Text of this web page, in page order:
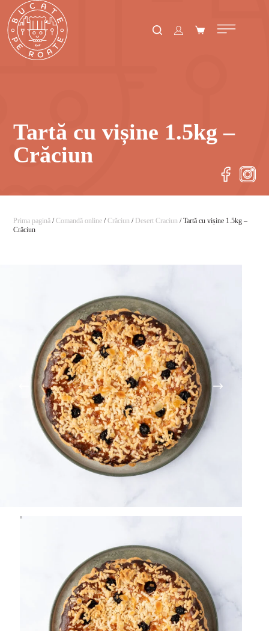
Tartă cu vișine 1.5kg –
Crăciun
Prima pagină /Comandă online /Crăciun / Desert Craciun / Tartă cu vișine 1.5kg –
Crăciun